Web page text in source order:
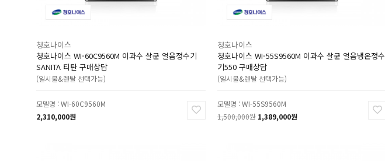
청호나이스
청호나이스 WI-60C9560M 이과수 살균 얼음정수기
SANITA 티탄 구매상담
(일시불&렌탈 선택가능)
모델명 : WI-60C9560M
2,310,000원
청호나이스
청호나이스 WI-55S9560M 이과수 살균 얼음냉온정수
기550 구매상담
(일시불&렌탈 선택가능)
모델명 : WI-55S9560M
1,500,000원 1,389,000원